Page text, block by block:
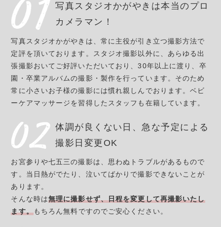
写真スタジオかがやきは本当のプロ
カメラマン！
写真スタジオかがやきは、常に主役が引き立つ撮影方法で
定評を頂いております。スタジオ撮影以外に、あらゆる出
張撮影おいてご好評いただいており、30年以上に渡り、卒
園・卒業アルバムの撮影・製作を行っています。そのため
常に小さいお子様の撮影には慣れ親しんでおります。ベビ
ーケアマッサージを習得したスタッフも在籍しています。
体調が良くない日、急な予定による
撮影日変更OK
お宮参りや七五三の撮影は、思わぬトラブルがあるもので
す。当日熱がでたり、泣いてばかりで撮影できないことが
あります。
そんな時は無理に撮影せず、日程を変更して再撮影いたし
ます。もちろん無料ですのでご安心ください。